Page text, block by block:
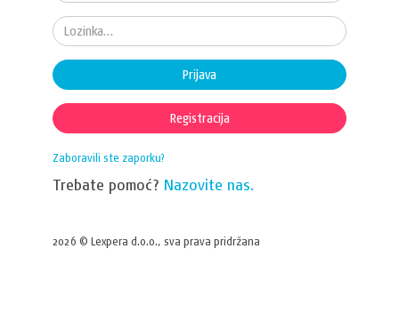
Prijava
Registracija
Zaboravili ste zaporku?
Trebate pomoć? Nazovite nas.
2026 © Lexpera d.o.o., sva prava pridržana